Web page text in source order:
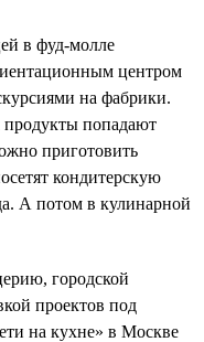
в фуд-молле
центром
на фабрики.
продукты попадают
приготовить
кондитерскую
А потом в кулинарной
городской
проектов под
на кухне» в Москве